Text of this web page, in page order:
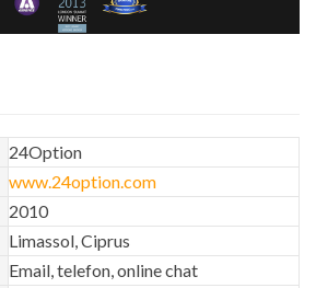
24Option
www.24option.com
2010
Limassol, Ciprus
Email, telefon, online chat